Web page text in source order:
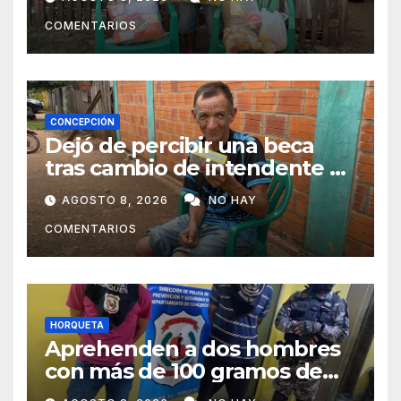
subsistir
COMENTARIOS
CONCEPCIÓN
Dejó de percibir una beca
tras cambio de intendente y
ahora vende caramelos para
subsistir
AGOSTO 8, 2026 NO HAY
COMENTARIOS
HORQUETA
Aprehenden a dos hombres
con más de 100 gramos de
supuesta marihuana en